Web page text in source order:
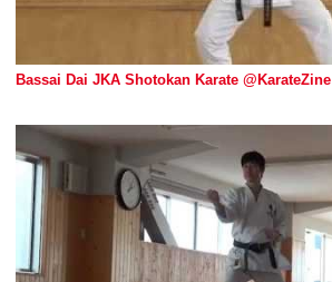
Bassai Dai JKA Shotokan Karate @KarateZine